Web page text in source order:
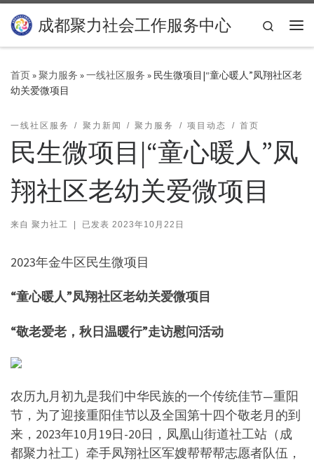
Skip to content
成都聚力社会工作服务中心
Search
首页»聚力服务 »一线社区服务 » 民生微项目|“童心暖人”凤翔社区老
幼关爱微项目
一线社区服务 聚力新闻 聚力服务 项目动态 首页
民生微项目|“童心暖人”凤
翔社区老幼关爱微项目
来自 聚力社工 | 已发表 2023年10月22日
2023年金牛区民生微项目
“童心暖人”凤翔社区老幼关爱微项目
“敬老爱老，秋日温暖行”走访慰问活动
农历九月初九是我们中华民族的一个传统佳节—重阳
节，为了迎接重阳佳节以及全国第十四个敬老月的到
来，2023年10月19日-20日，凤凰山街道社工站（成
都聚力社工）牵手凤翔社区军嫂帮帮帮志愿者队伍，